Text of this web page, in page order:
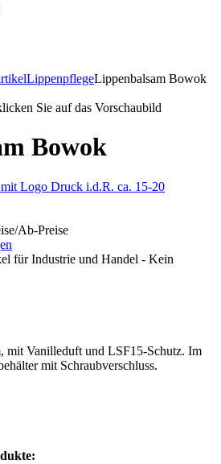
LippenpflegeLippenbalsam Bowok
Sie auf das Vorschaubild
Bowok
Logo Druck i.d.R. ca. 15-20
Ab-Preise
für Industrie und Handel - Kein
mit Vanilleduft und LSF15-Schutz. Im
mit Schraubverschluss.